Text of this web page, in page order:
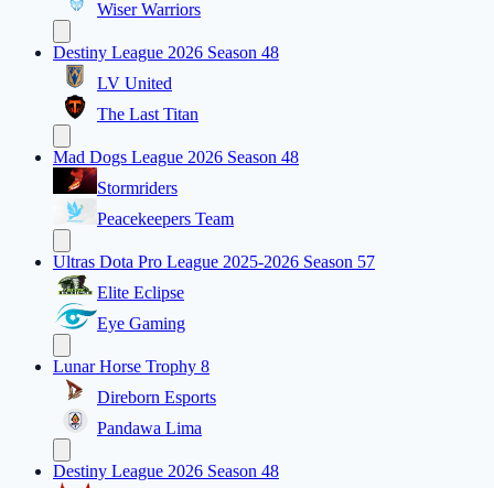
Wiser Warriors
Destiny League 2026 Season 48
LV United
The Last Titan
Mad Dogs League 2026 Season 48
Stormriders
Peacekeepers Team
Ultras Dota Pro League 2025-2026 Season 57
Elite Eclipse
Eye Gaming
Lunar Horse Trophy 8
Direborn Esports
Pandawa Lima
Destiny League 2026 Season 48